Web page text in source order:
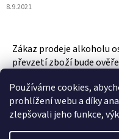
Používáme cookies,
prohlížení webu a díky
zlepšovali jeho funkce,
8.9.2021
Zákaz prodeje alkoholu
převzetí zboží bude